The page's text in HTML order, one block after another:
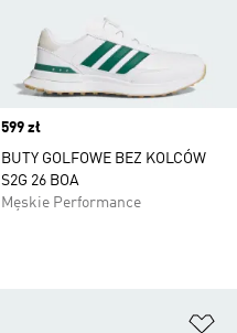
Price
599 zł
BUTY GOLFOWE BEZ KOLCÓW
S2G 26 BOA
Męskie Performance